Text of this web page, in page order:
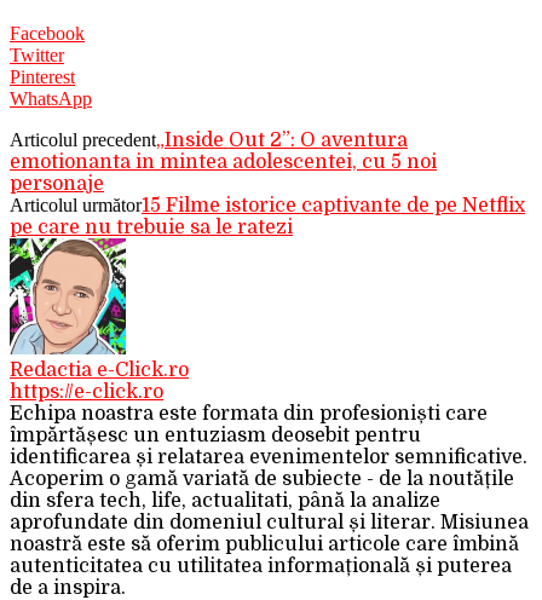
Facebook
Twitter
Pinterest
WhatsApp
Articolul precedent„Inside Out 2”: O aventura
emotionanta in mintea adolescentei, cu 5 noi
personaje
Articolul următor15 Filme istorice captivante de pe Netflix
pe care nu trebuie sa le ratezi
Redactia e-Click.ro
https://e-click.ro
Echipa noastra este formata din profesioniști care
împărtășesc un entuziasm deosebit pentru
identificarea și relatarea evenimentelor semnificative.
Acoperim o gamă variată de subiecte - de la noutățile
din sfera tech, life, actualitati, până la analize
aprofundate din domeniul cultural și literar. Misiunea
noastră este să oferim publicului articole care îmbină
autenticitatea cu utilitatea informațională și puterea
de a inspira.